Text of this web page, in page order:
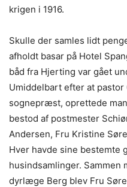
krigen i 1916.
Skulle der samles lidt
afholdt basar på Hotel
båd fra Hjerting var gået
Umiddelbart efter at
sognepræst, oprettede
bestod af postmester
Andersen, Fru Kristine
Hver havde sine bestemte
husindsamlinger.
dyrlæge Berg blev Fru